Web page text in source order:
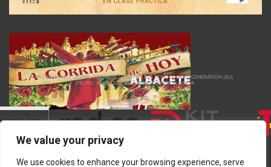
We value your privacy
We use cookies to enhance your browsing experience, serve